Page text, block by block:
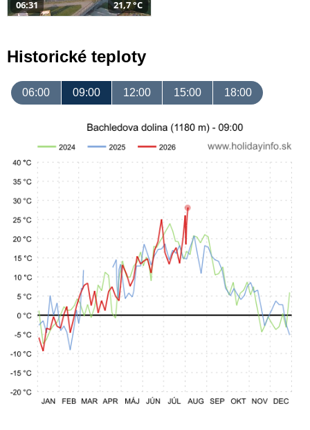
06:31 21,7 °C
Historické teploty
06:00 09:00 12:00 15:00 18:00